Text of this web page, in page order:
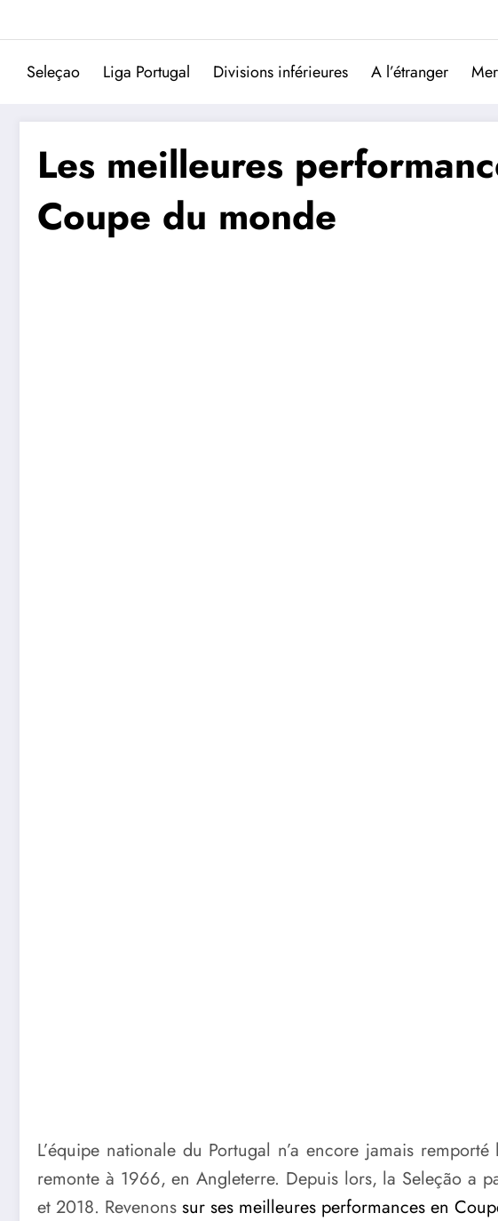
Seleçao Liga Portugal Divisions inférieures A l’étranger
Les meilleures
Coupe du monde
L’équipe nationale du Portugal n’a encore jamais
remonte à 1966, en Angleterre. Depuis lors, la Seleção
et 2018. Revenons sur ses meilleures performances en